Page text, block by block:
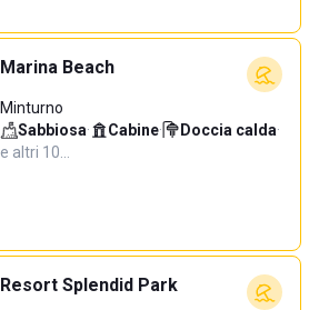
Marina Beach
Minturno
Sabbiosa· Cabine· Doccia calda·
e altri 10…
Resort Splendid Park